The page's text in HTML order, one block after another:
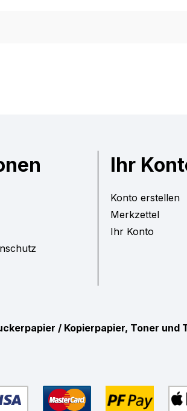
Ihr
Konto erstellen
Merkzettel
Ihr Konto
/ Kopierpapier, Toner und